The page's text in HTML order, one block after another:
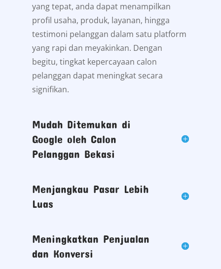
yang tepat, anda dapat menampilkan
profil usaha, produk, layanan, hingga
testimoni pelanggan dalam satu platform
yang rapi dan meyakinkan. Dengan
begitu, tingkat kepercayaan calon
pelanggan dapat meningkat secara
signifikan.
Mudah Ditemukan di
Google oleh Calon
Pelanggan Bekasi
Menjangkau Pasar Lebih
Luas
Meningkatkan Penjualan
dan Konversi